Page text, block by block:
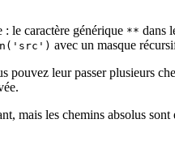
: le caractère générique ** dans
avec un masque
pouvez leur passer plusieurs
mais les chemins absolus sont